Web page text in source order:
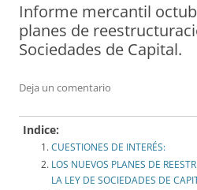
Informe mercantil
planes de
Sociedades de Capital.
Deja un comentario
Indice:
CUESTIONES DE INTERÉS:
LOS NUEVOS PLANES DE
LA LEY DE SOCIEDADES DE